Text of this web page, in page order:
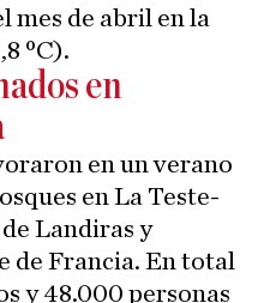
mes de abril en la
ºC).
en
en un verano
en La Teste-
Landiras y
de Francia. En total
y 48.000 personas